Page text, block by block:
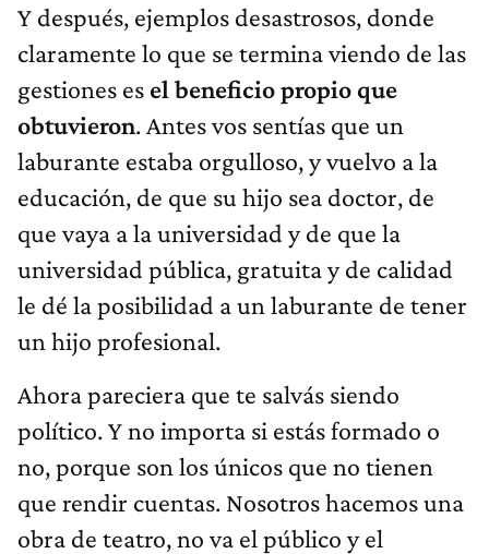
Y después, ejemplos desastrosos, donde
claramente lo que se termina viendo de las
gestiones es el beneficio propio que
obtuvieron. Antes vos sentías que un
laburante estaba orgulloso, y vuelvo a la
educación, de que su hijo sea doctor, de
que vaya a la universidad y de que la
universidad pública, gratuita y de calidad
le dé la posibilidad a un laburante de tener
un hijo profesional.
Ahora pareciera que te salvás siendo
político. Y no importa si estás formado o
no, porque son los únicos que no tienen
que rendir cuentas. Nosotros hacemos una
obra de teatro, no va el público y el